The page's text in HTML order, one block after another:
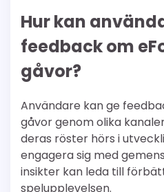
Hur kan
feedback om
gåvor?
Användare kan ge
gåvor genom olika
deras röster hörs i
engagera sig med
insikter kan leda till
spelupplevelsen.